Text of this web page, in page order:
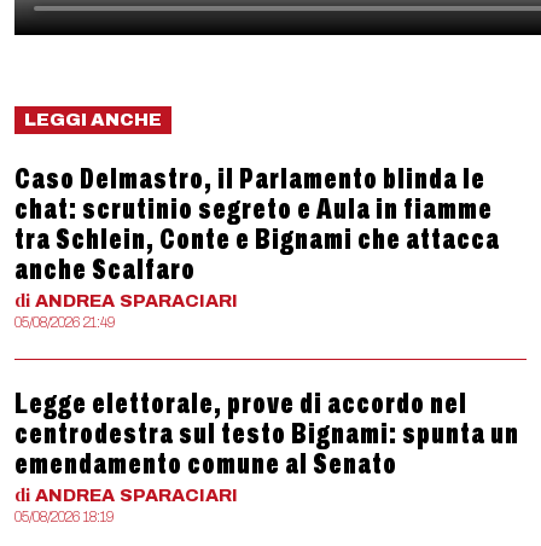
LEGGI ANCHE
Caso Delmastro, il Parlamento blinda le
chat: scrutinio segreto e Aula in fiamme
tra Schlein, Conte e Bignami che attacca
anche Scalfaro
di ANDREA SPARACIARI
05/08/2026 21:49
Legge elettorale, prove di accordo nel
centrodestra sul testo Bignami: spunta un
emendamento comune al Senato
di ANDREA SPARACIARI
05/08/2026 18:19